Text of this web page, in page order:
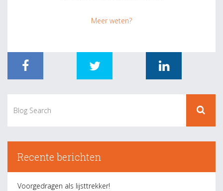
Meer weten?
Recente berichten
Voorgedragen als lijsttrekker!